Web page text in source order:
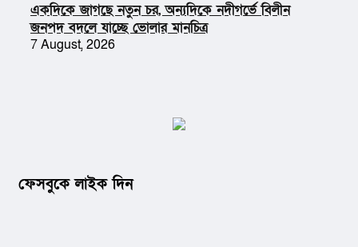
একদিকে জাগছে নতুন চর, অন্যদিকে নদীগর্ভে বিলীন
জনপদ বদলে যাচ্ছে ভোলার মানচিত্র
7 August, 2026
ফেসবুকে লাইক দিন